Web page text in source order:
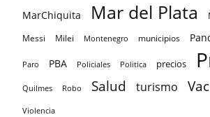
MarChiquita Mar del Plata
Messi Milei Montenegro municipios
Paro PBA Policiales Politica precios
Quilmes Robo Salud turismo
Violencia